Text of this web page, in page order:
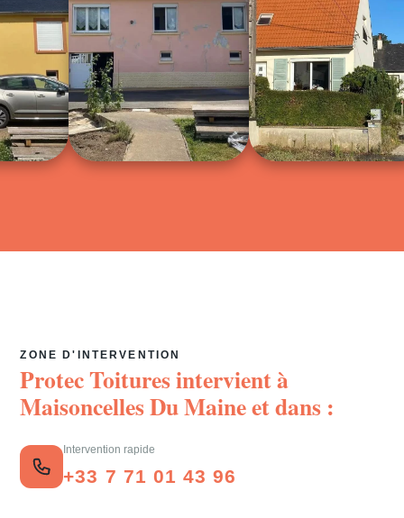
ZONE D'INTERVENTION
Protec Toitures intervient à
Maisoncelles Du Maineet dans :
Intervention rapide
+33 7 71 01 43 96